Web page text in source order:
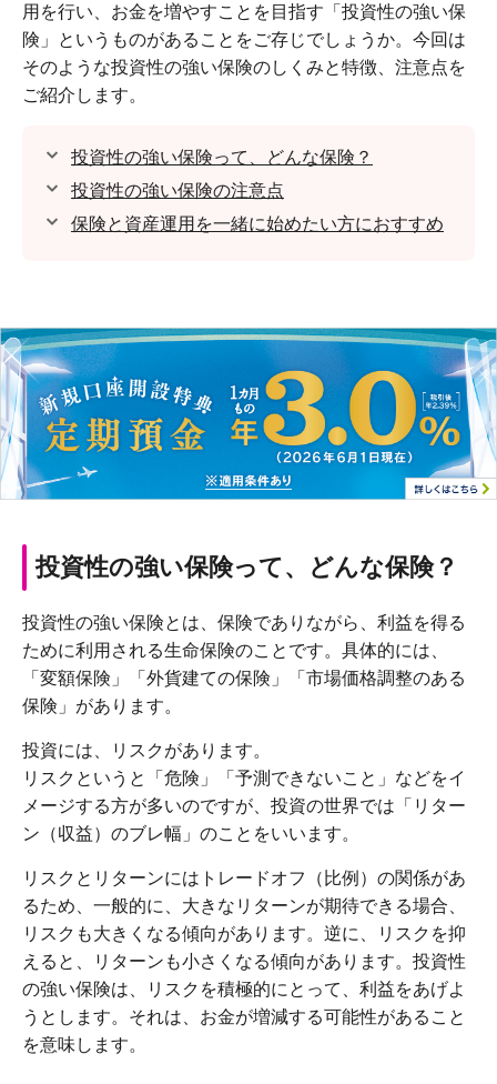
用を行い、お金を増やすことを目指す「投資性の強い保
険」というものがあることをご存じでしょうか。今回は
そのような投資性の強い保険のしくみと特徴、注意点を
ご紹介します。
投資性の強い保険って、どんな保険？
投資性の強い保険の注意点
保険と資産運用を一緒に始めたい方におすすめ
投資性の強い保険って、どんな保険？
投資性の強い保険とは、保険でありながら、利益を得る
ために利用される生命保険のことです。具体的には、
「変額保険」「外貨建ての保険」「市場価格調整のある
保険」があります。
投資には、リスクがあります。
リスクというと「危険」「予測できないこと」などをイ
メージする方が多いのですが、投資の世界では「リター
ン（収益）のブレ幅」のことをいいます。
リスクとリターンにはトレードオフ（比例）の関係があ
るため、一般的に、大きなリターンが期待できる場合、
リスクも大きくなる傾向があります。逆に、リスクを抑
えると、リターンも小さくなる傾向があります。投資性
の強い保険は、リスクを積極的にとって、利益をあげよ
うとします。それは、お金が増減する可能性があること
を意味します。